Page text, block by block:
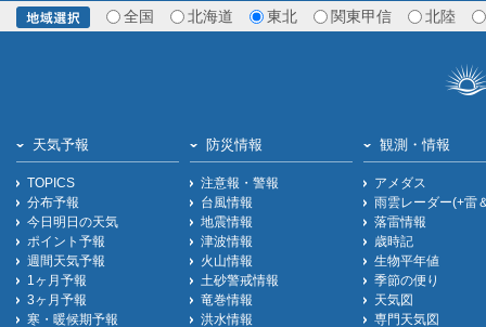
全国 北海道 東北 関東甲信 北陸
天気予報
TOPICS
分布予報
今日明日の天気
ポイント予報
週間天気予報
1ヶ月予報
3ヶ月予報
寒・暖候期予報
防災情報
注意報・警報
台風情報
地震情報
津波情報
火山情報
土砂警戒情報
竜巻情報
洪水情報
観測・情報
アメダス
雨雲レーダー(+雷
落雷情報
歳時記
生物平年値
季節の便り
天気図
専門天気図